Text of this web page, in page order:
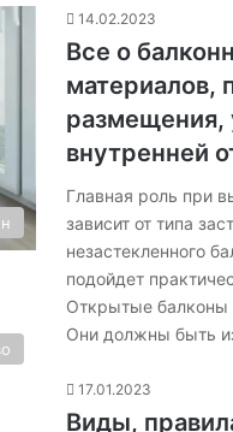
14.02.2023
Все о
материалов,
внутренней
Главная роль при
зависит от типа
незастекленного
подойдет
Открытые балконы
Они должны быть
17.01.2023
Виды,